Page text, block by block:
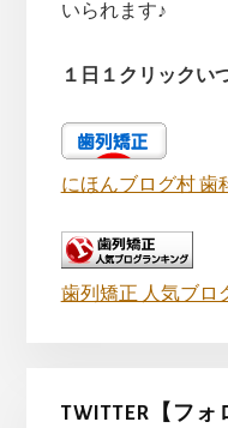
いられます♪
１日１クリックい
にほんブログ村 歯
歯列矯正 人気ブロ
TWITTER【フォ